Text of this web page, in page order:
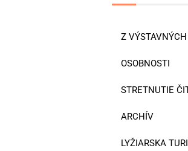
Z
OSOBNOSTI
STRETNUTIE
ARCHÍV
LYŽIARSKA